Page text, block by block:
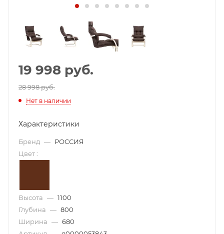
19 998 руб.
28 998 руб.
Нет в наличии
Характеристики
Бренд — РОССИЯ
Цвет :
Высота — 1100
Глубина — 800
Ширина — 680